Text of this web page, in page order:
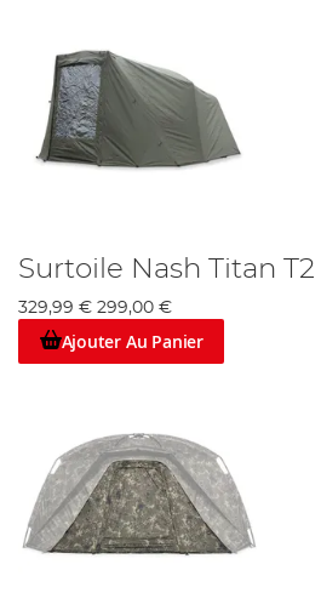
Surtoile Nash Titan
329,99 € 299,00 €
Ajouter Au Panier